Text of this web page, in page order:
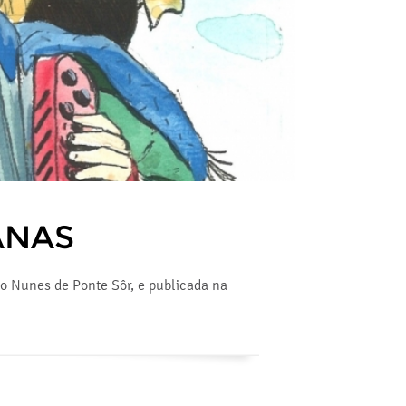
Nunes de Ponte Sôr, e publicada na